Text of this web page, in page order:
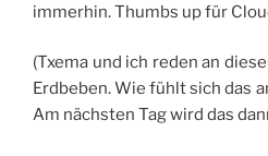
immerhin. Thumbs up für
(Txema und ich reden an
Erdbeben. Wie fühlt sich das
Am nächsten Tag wird das